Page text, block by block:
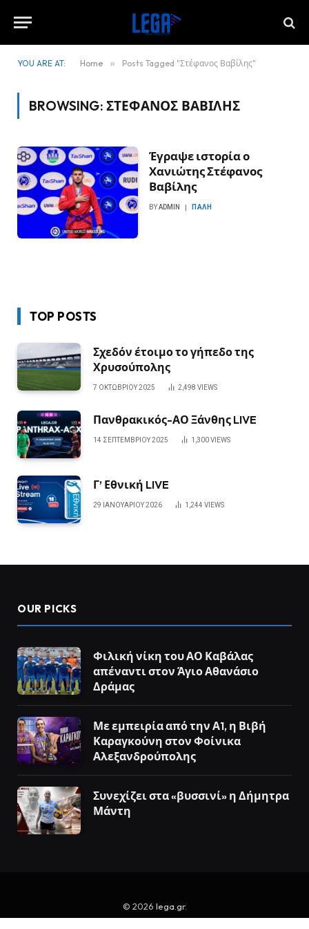
YOU ARE AT: Home » Posts Tagged "Στέφανος Βαβίλης"
BROWSING: ΣΤΈΦΑΝΟΣ ΒΑΒΊΛΗΣ
Έγραψε ιστορία ο
Χανιώτης Στέφανος
Βαβίλης
BYADMIN ΠΆΛΗ
TOP POSTS
Σχεδόν έτοιμο το γήπεδο της
Χρυσούπολης
7 ΟΚΤΩΒΡΊΟΥ 2025 2,498 VIEWS
Πανθρακικός-ΑΟ Ξάνθης LIVE
14 ΣΕΠΤΕΜΒΡΊΟΥ 2025 1,300VIEWS
Γ’ Εθνική LIVE
29 ΙΑΝΟΥΑΡΊΟΥ 2026 1,244 VIEWS
OUR PICKS
Φιλική νίκη του ΑΟ Καβάλας
απέναντι στον Άγιο Αθανάσιο
Δράμας
Με εμπειρία από την Α1, η Βιβή
Καραγκούνη στον Φοίνικα
Αλεξανδρούπολης
Συνεχίζει στα «βυσσινί» η Δήμητρα
Μάντη
© 2026 lega.gr.